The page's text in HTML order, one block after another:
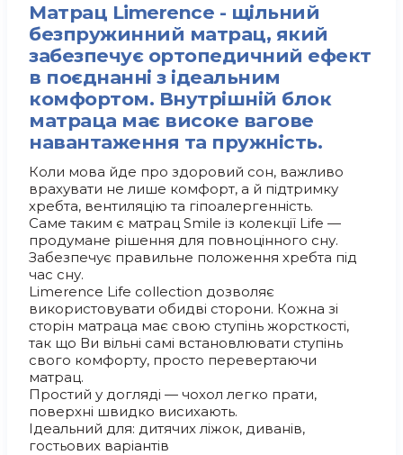
Матрац Limerence - щільний
безпружинний матрац, який
забезпечує ортопедичний ефект
в поєднанні з ідеальним
комфортом. Внутрішній блок
матраца має високе вагове
навантаження та пружність.
Коли мова йде про здоровий сон, важливо
врахувати не лише комфорт, а й підтримку
хребта, вентиляцію та гіпоалергенність.
Саме таким є матрац Smile із колекції Life —
продумане рішення для повноцінного сну.
Забезпечує правильне положення хребта під
час сну.
Limerence Life collection дозволяє
використовувати обидві сторони. Кожна зі
сторін матраца має свою ступінь жорсткості,
так що Ви вільні самі встановлювати ступінь
свого комфорту, просто перевертаючи
матрац.
Простий у догляді — чохол легко прати,
поверхні швидко висихають.
Ідеальний для: дитячих ліжок, диванів,
гостьових варіантів